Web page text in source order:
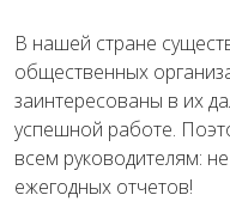
В нашей стране
общественных
заинтересованы в их
успешной работе.
всем руководителям:
ежегодных отчетов!